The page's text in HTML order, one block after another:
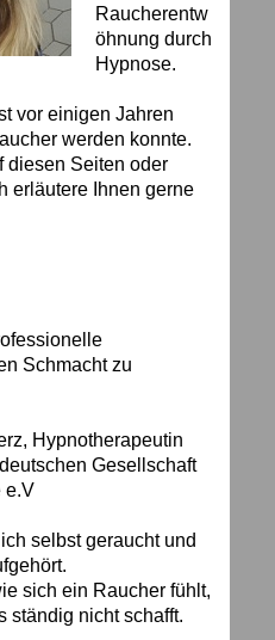
Raucherentw
öhnung durch
Hypnose.
vor einigen Jahren
werden konnte.
diesen Seiten oder
erläutere Ihnen gerne
Schmacht zu
Hypnotherapeutin
Gesellschaft
e.V
selbst geraucht und
sich ein Raucher fühlt,
ständig nicht schafft.